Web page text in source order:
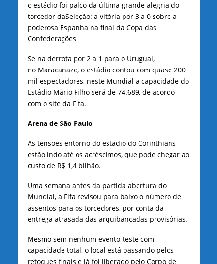
o estádio foi palco da última grande alegria do
torcedor daSeleção: a vitória por 3 a 0 sobre a
poderosa Espanha na final da Copa das
Confederações.
Se na derrota por 2 a 1 para o Uruguai,
no Maracanazo, o estádio contou com quase 200
mil espectadores, neste Mundial a capacidade do
Estádio Mário Filho será de 74.689, de acordo
com o site da Fifa.
Arena de São Paulo
As tensões entorno do estádio do Corinthians
estão indo até os acréscimos, que pode chegar ao
custo de R$ 1,4 bilhão.
Uma semana antes da partida abertura do
Mundial, a Fifa revisou para baixo o número de
assentos para os torcedores, por conta da
entrega atrasada das arquibancadas provisórias.
Mesmo sem nenhum evento-teste com
capacidade total, o local está passando pelos
retoques finais e já foi liberado pelo Corpo de